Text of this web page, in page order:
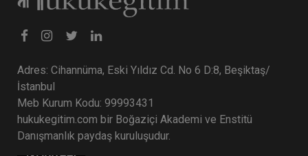
Adres: Cihannüma, Eski Yıldız Cd. No 6 D:8, Beşiktaş/
İstanbul
Meb Kurum Kodu: 99993431
hukukegitim.com bir Boğaziçi Akademi ve Enstitü
Danışmanlık paydaş kuruluşudur.